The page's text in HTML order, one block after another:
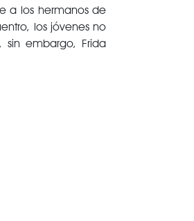
a los hermanos de
los jóvenes no
embargo, Frida